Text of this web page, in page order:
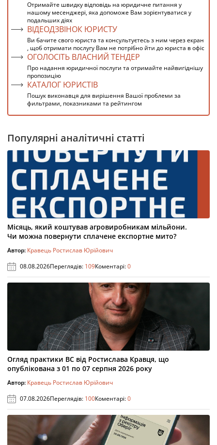
Отримайте швидку відповідь на юридичне питання у
нашому месенджері, яка допоможе Вам зорієнтуватися у
подальших діях
ВІДЕОДЗВІНОК ЮРИСТУ
Ви бачите свого юриста та консультуєтесь з ним через екран
, щоб отримати послугу Вам не потрібно йти до юриста в офіс
ОГОЛОСІТЬ ВЛАСНИЙ ТЕНДЕР
Про надання юридичної послуги та отримайте найвигіднішу
пропозицію
КАТАЛОГ ЮРИСТІВ
Пошук виконавця для вирішення Вашої проблеми за
фильтрами, показниками та рейтингом
Популярні аналітичні статті
Місяць, який коштував агровиробникам мільйони.
Чи можна повернути сплачене експортне мито?
Автор: Кравець Ростислав Юрійович
08.08.2026Переглядів: 109Коментарі:0
Огляд практики ВС від Ростислава Кравця, що
опублікована з 01 по 07 серпня 2026 року
Автор: Кравець Ростислав Юрійович
07.08.2026Переглядів: 100Коментарі:0